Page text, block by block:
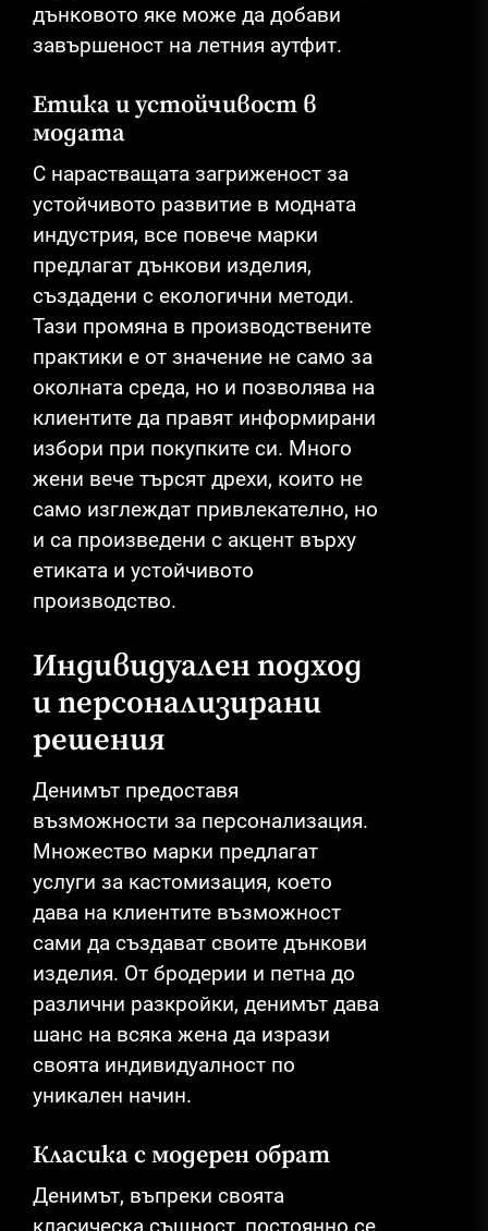
дънковото яке може да добави
завършеност на летния аутфит.
Етика и устойчивост в
модата
С нарастващата загриженост за
устойчивото развитие в модната
индустрия, все повече марки
предлагат дънкови изделия,
създадени с екологични методи.
Тази промяна в производствените
практики е от значение не само за
околната среда, но и позволява на
клиентите да правят информирани
избори при покупките си. Много
жени вече търсят дрехи, които не
само изглеждат привлекателно, но
и са произведени с акцент върху
етиката и устойчивото
производство.
Индивидуален подход
и персонализирани
решения
Денимът предоставя
възможности за персонализация.
Множество марки предлагат
услуги за кастомизация, което
дава на клиентите възможност
сами да създават своите дънкови
изделия. От бродерии и петна до
различни разкройки, денимът дава
шанс на всяка жена да изрази
своята индивидуалност по
уникален начин.
Класика с модерен обрат
Денимът, въпреки своята